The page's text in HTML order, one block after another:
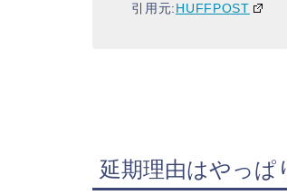
引用元:HUFFPOST
延期理由はやっぱ